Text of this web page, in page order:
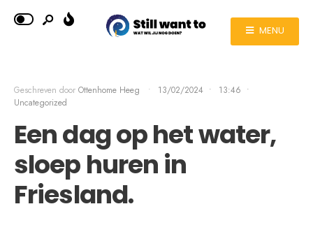
MENU
Geschreven door Ottenhome Heeg • 13/02/2024 • 13:46 •
Uncategorized
Een dag op het water,
sloep huren in
Friesland.